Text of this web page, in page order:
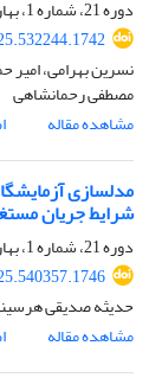
دوره 21، شماره 1، بهار 1405، صفحه
نسرین بهرامی،
مصطفی رحمانشاهی
مشاهده مقاله
مدلسازی
شرایط جریان
دوره 21، شماره 1، بهار 1405، صفحه
حدیثه صدیقی
مشاهده مقاله